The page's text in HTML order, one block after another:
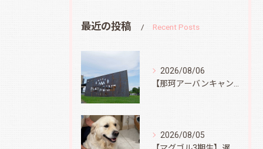
最近の投稿 Recent Posts
2026/08/06
2026/08/05